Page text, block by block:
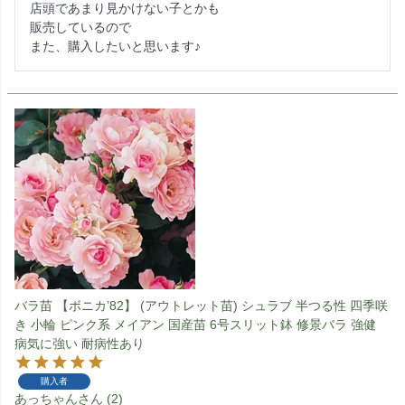
店頭であまり見かけない子とかも
販売しているので
また、購入したいと思います♪
バラ苗 【ボニカ’82】 (アウトレット苗) シュラブ 半つる性 四季咲
き 小輪 ピンク系 メイアン 国産苗 6号スリット鉢 修景バラ 強健
病気に強い 耐病性あり
購入者
あっちゃん 2